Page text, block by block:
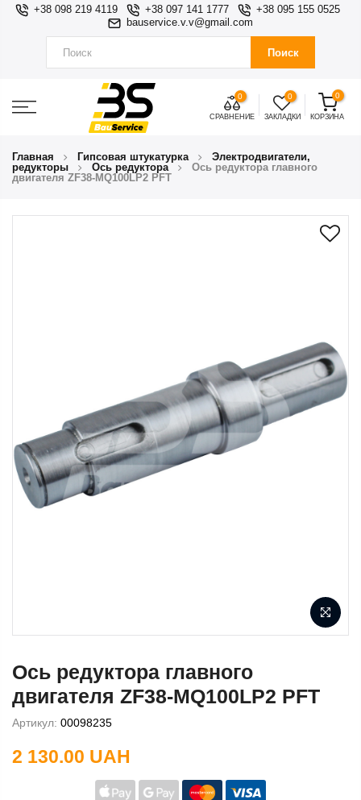
+38 098 219 4119 +38 097 141 1777
+38 095 155 0525
bauservice.v.v@gmail.com
Поиск
0
СРАВНЕНИЕ
0
ЗАКЛАДКИ
0
КОРЗИНА
Главная Гипсовая штукатурка
Электродвигатели,
редукторы
Ось редуктора
Ось редуктора главного
двигателя ZF38-MQ100LP2 PFT
Ось редуктора главного
двигателя ZF38-MQ100LP2 PFT
Артикул: 00098235
2 130.00 UAH